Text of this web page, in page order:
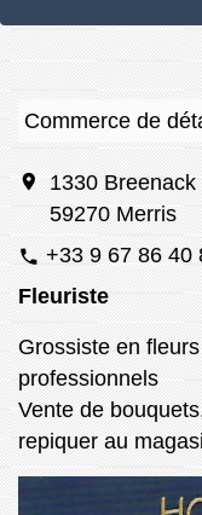
Commerce de
location_on
1330 Breenack
59270 Merris
phone +33 9 67 86 40
Fleuriste
Grossiste en
professionnels
Vente de
repiquer au